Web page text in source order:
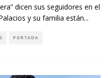
dicen sus seguidores en el
y su familia están...
PORTADA